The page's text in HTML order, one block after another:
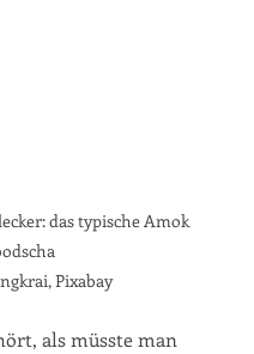
das typische Amok
Pixabay
als müsste man